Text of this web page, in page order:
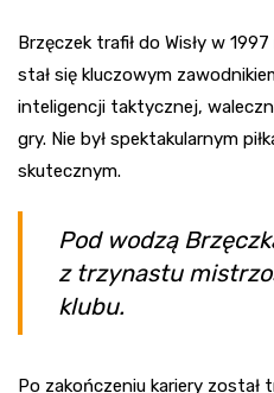
Brzęczek trafił do Wisły w
stał się kluczowym
inteligencji taktycznej,
gry. Nie był spektakularnym
skutecznym.
Pod wodzą
z trzynastu
klubu.
Po zakończeniu kariery został